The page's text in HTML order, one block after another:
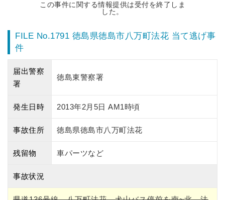
この事件に関する情報提供は受付を終了しま
した。
FILE No.1791 徳島県徳島市八万町法花 当て逃げ事
件
届出警察
署
徳島東警察署
発生日時 2013年2月5日 AM1時頃
事故住所 徳島県徳島市八万町法花
残留物 車パーツなど
事故状況